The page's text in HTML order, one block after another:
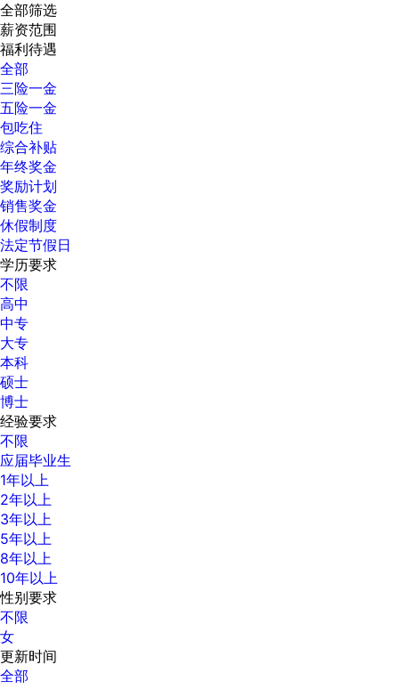
全部筛选
薪资范围
福利待遇
全部
三险一金
五险一金
包吃住
综合补贴
年终奖金
奖励计划
销售奖金
休假制度
法定节假日
学历要求
不限
高中
中专
大专
本科
硕士
博士
经验要求
不限
应届毕业生
1年以上
2年以上
3年以上
5年以上
8年以上
10年以上
性别要求
不限
女
更新时间
全部